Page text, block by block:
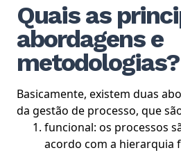
Quais as
abordagens e
metodologias?
Basicamente, existem duas
da gestão de processo, que
funcional: os processos
acordo com a hierarquia